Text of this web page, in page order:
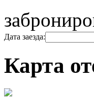
Дата заезда:
Карта